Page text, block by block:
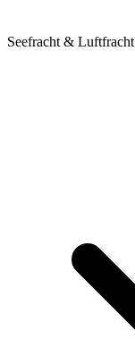
Seefracht & Luftfracht